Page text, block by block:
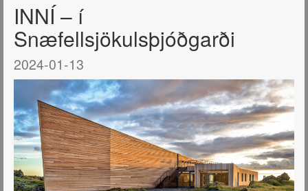
INNÍ – í
Snæfellsjökulsþjóðgarði
2024-01-13